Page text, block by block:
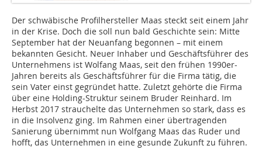
Der schwäbische Profilhersteller Maas steckt seit einem Jahr
in der Krise. Doch die soll nun bald Geschichte sein: Mitte
September hat der Neuanfang begonnen – mit einem
bekannten Gesicht. Neuer Inhaber und Geschäftsführer des
Unternehmens ist Wolfang Maas, seit den frühen 1990er-
Jahren bereits als Geschäftsführer für die Firma tätig, die
sein Vater einst gegründet hatte. Zuletzt gehörte die Firma
über eine Holding-Struktur seinem Bruder Reinhard. Im
Herbst 2017 strauchelte das Unternehmen so stark, dass es
in die Insolvenz ging. Im Rahmen einer übertragenden
Sanierung übernimmt nun Wolfgang Maas das Ruder und
hofft, das Unternehmen in eine gesunde Zukunft zu führen.